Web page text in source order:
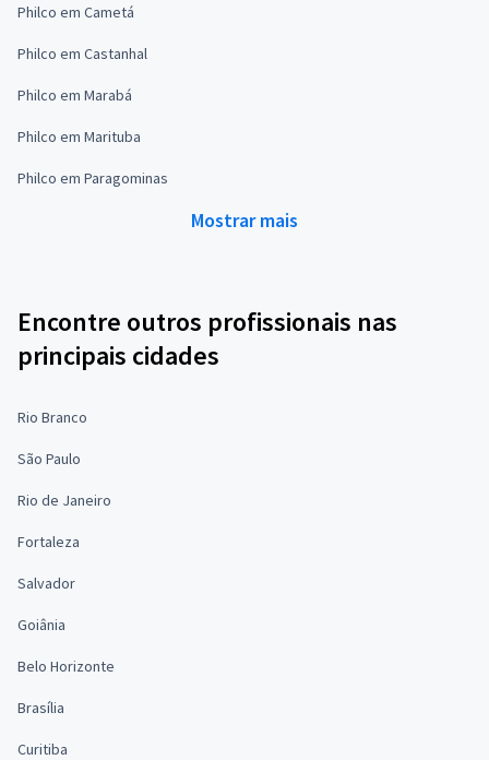
Philco em Cametá
Philco em Castanhal
Philco em Marabá
Philco em Marituba
Philco em Paragominas
Mostrar mais
Encontre outros profissionais nas
principais cidades
Rio Branco
São Paulo
Rio de Janeiro
Fortaleza
Salvador
Goiânia
Belo Horizonte
Brasília
Curitiba